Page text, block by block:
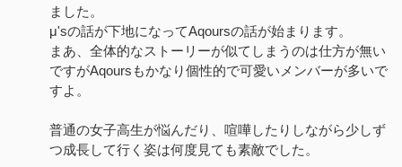
ました。
μ'sの話が下地になってAqoursの話が始まります。
まあ、全体的なストーリーが似てしまうのは仕方が無い
ですがAqoursもかなり個性的で可愛いメンバーが多いで
すよ。
普通の女子高生が悩んだり、喧嘩したりしながら少しず
つ成長して行く姿は何度見ても素敵でした。